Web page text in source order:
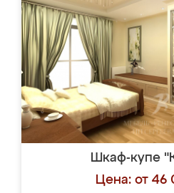
Шкаф-купе
Цена: от 46